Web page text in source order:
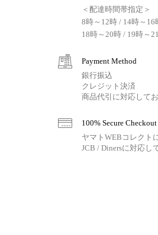
＜配達時間帯指定＞
8時～12時 / 14時～16
18時～20時 / 19時～
Payment Method
銀行振込
クレジット決済
商品代引に対応してお
100% Secure Checkout
ヤマトWEBコレクト
JCB / Dinersに対応し